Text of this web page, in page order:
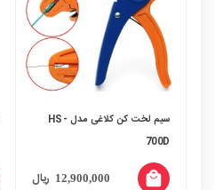
سیم لخت کن کلاغی مدل HS-
700D
12,900,000 ریال local_mall